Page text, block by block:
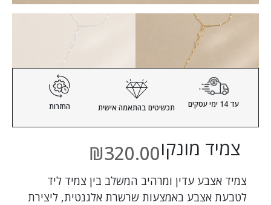
עד 14 ימי עסקים תכשיטים בהתאמה אישית החזרות
צמיד מונקו ₪320.00
צמיד אצבע עדין ומרהיב המשלב בין צמיד ליד
לטבעת אצבע באמצעות שרשרת אלגנטית, ליצירת